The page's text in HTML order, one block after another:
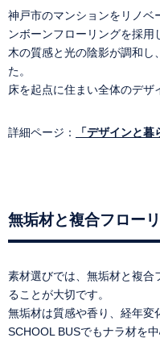
神戸市のマンションをリノベ
ンボーンフローリングを採用
木の質感と光の陰影が調和し
た。
床を起点に住まい全体のデザ
詳細ページ： 「デザインと暮
無垢材と複合フロー
素材選びでは、無垢材と複合
ることが大切です。
無垢材は質感や香り、経年変
SCHOOL BUSでもナラ材を